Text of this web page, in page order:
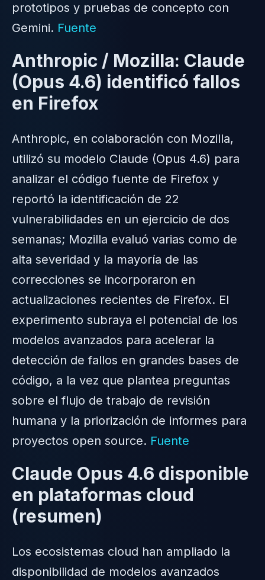
prototipos y pruebas de concepto con
Gemini. Fuente
Anthropic / Mozilla: Claude
(Opus 4.6) identificó fallos
en Firefox
Anthropic, en colaboración con Mozilla,
utilizó su modelo Claude (Opus 4.6) para
analizar el código fuente de Firefox y
reportó la identificación de 22
vulnerabilidades en un ejercicio de dos
semanas; Mozilla evaluó varias como de
alta severidad y la mayoría de las
correcciones se incorporaron en
actualizaciones recientes de Firefox. El
experimento subraya el potencial de los
modelos avanzados para acelerar la
detección de fallos en grandes bases de
código, a la vez que plantea preguntas
sobre el flujo de trabajo de revisión
humana y la priorización de informes para
proyectos open source. Fuente
Claude Opus 4.6 disponible
en plataformas cloud
(resumen)
Los ecosistemas cloud han ampliado la
disponibilidad de modelos avanzados